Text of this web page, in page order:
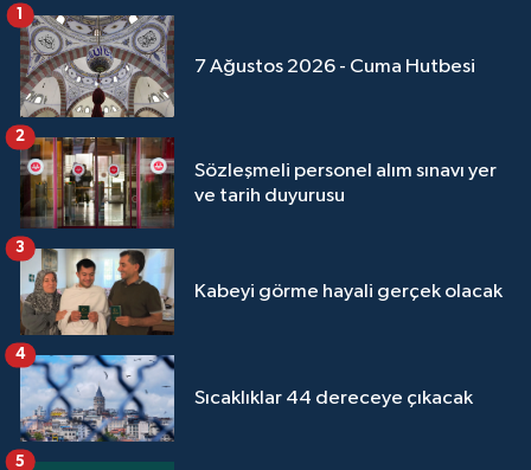
7 Ağustos 2026 - Cuma Hutbesi
1
Sözleşmeli personel alım sınavı yer
ve tarih duyurusu
2
Kabeyi görme hayali gerçek olacak
3
Sıcaklıklar 44 dereceye çıkacak
4
5
Osmaniye Müftülüğü
Rize Müftülüğü
Sakarya Müftülüğü
Samsun Müftülüğü
Siirt Müftülüğü
Sinop Müftülüğü
Sivas Müftülüğü